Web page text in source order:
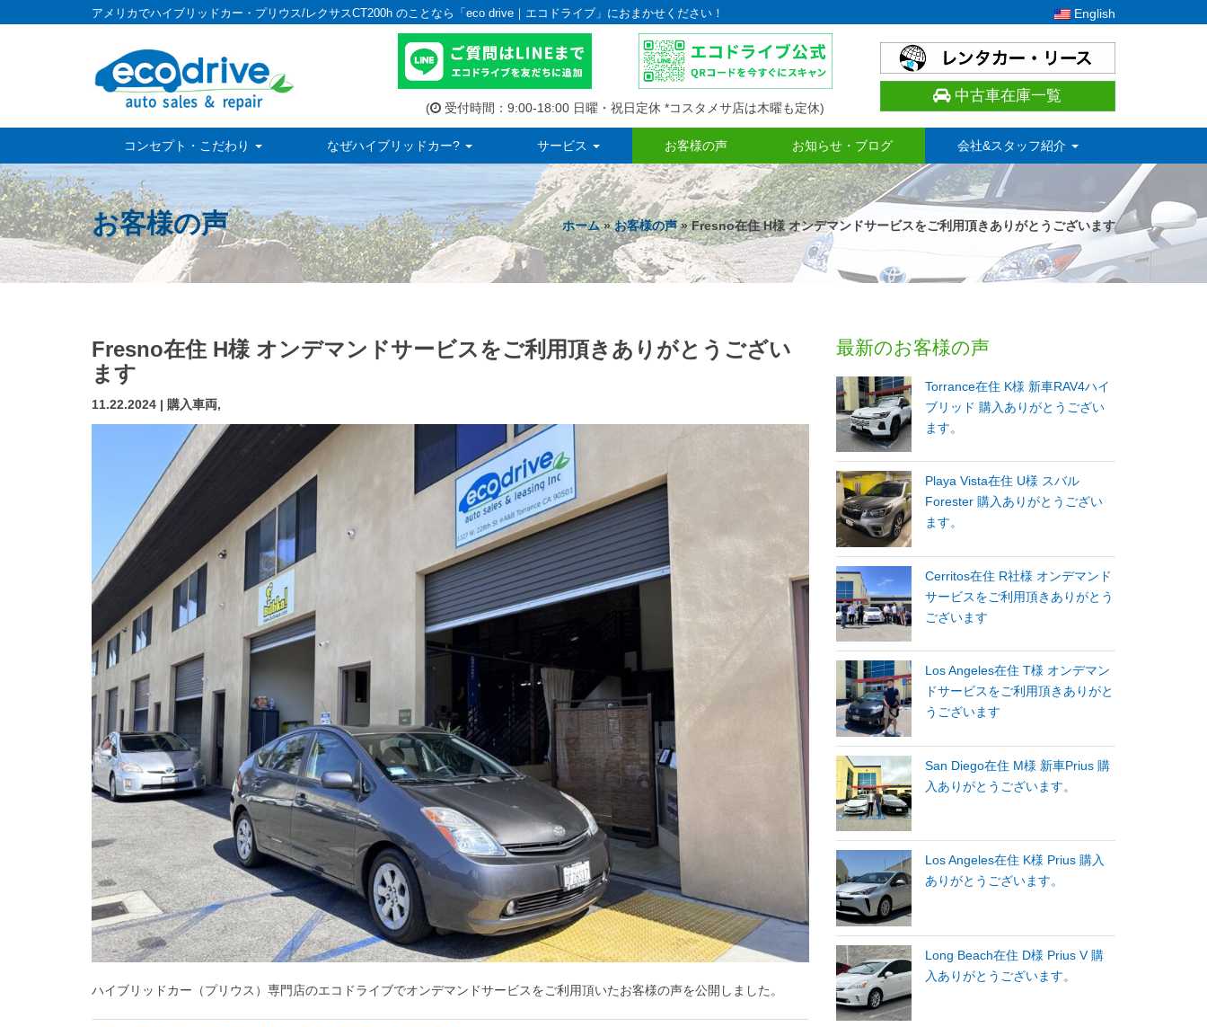
アメリカでハイブリッドカー・プリウス/レクサスCT200h のことなら「eco drive｜エコドライブ」におまかせください！ English
( 受付時間：9:00-18:00 日曜・祝日定休 *コスタメサ店は木曜も定休)
中古車在庫一覧
コンセプト・こだわり なぜハイブリッドカー? サービス お客様の声 お知らせ・ブログ 会社&スタッフ紹介
お客様の声 ホーム»お客様の声» Fresno在住 H様 オンデマンドサービスをご利用頂きありがとうございます
Fresno在住 H様 オンデマンドサービスをご利用頂きありがとうござい
ます
11.22.2024 | 購入車両,
ハイブリッドカー（プリウス）専門店のエコドライブでオンデマンドサービスをご利用頂いたお客様の声を公開しました。
最新のお客様の声
Torrance在住 K様 新車RAV4ハイ
ブリッド 購入ありがとうござい
ます。
Playa Vista在住 U様 スバル
Forester 購入ありがとうござい
ます。
Cerritos在住 R社様 オンデマンド
サービスをご利用頂きありがとう
ございます
Los Angeles在住 T様 オンデマン
ドサービスをご利用頂きありがと
うございます
San Diego在住 M様 新車Prius 購
入ありがとうございます。
Los Angeles在住 K様 Prius 購入
ありがとうございます。
Long Beach在住 D様 Prius V 購
入ありがとうございます。